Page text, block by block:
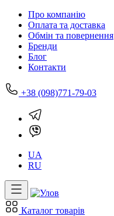
Про компанію
Оплата та доставка
Обмін та повернення
Бренди
Блог
Контакти
+38 (098)771-79-03
UA
RU
Каталог товарів